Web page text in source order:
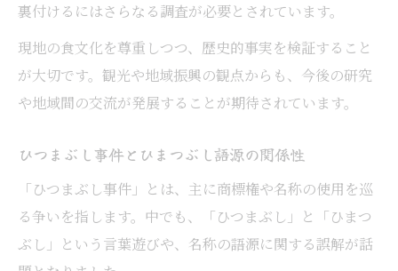
裏付けるにはさらなる調査が必要とされています。
現地の食文化を尊重しつつ、歴史的事実を検証すること
が大切です。観光や地域振興の観点からも、今後の研究
や地域間の交流が発展することが期待されています。
ひつまぶし事件とひまつぶし語源の関係性
「ひつまぶし事件」とは、主に商標権や名称の使用を巡
る争いを指します。中でも、「ひつまぶし」と「ひまつ
ぶし」という言葉遊びや、名称の語源に関する誤解が話